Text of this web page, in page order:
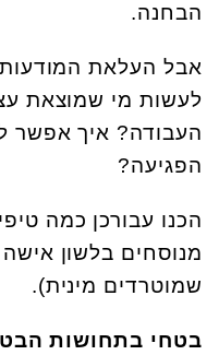
הבחנה.
אבל העלאת
לעשות מי שמוצאת
העבודה? איך אפשר
הפגיעה?
הכנו עבורכן כמה
מנוסחים בלשון
שמוטרדים מינית).
בטחי בתחושות